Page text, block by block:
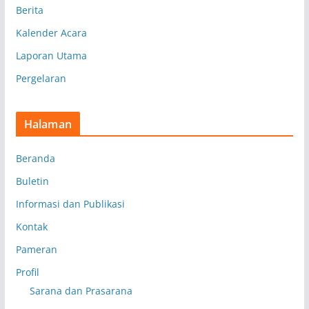
Berita
Kalender Acara
Laporan Utama
Pergelaran
Halaman
Beranda
Buletin
Informasi dan Publikasi
Kontak
Pameran
Profil
Sarana dan Prasarana